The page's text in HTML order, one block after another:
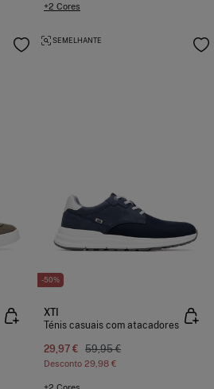
+2 Cores
-50%
SEMELHANTE
XTI
Ténis casuais com atacadores
29,97 € 59,95 €
Desconto 29,98 €